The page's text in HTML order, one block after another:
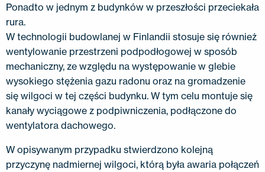
Ponadto w jednym z budynków w przeszłości przeciekała
rura.
W technologii budowlanej w Finlandii stosuje się również
wentylowanie przestrzeni podpodłogowej w sposób
mechaniczny, ze względu na występowanie w glebie
wysokiego stężenia gazu radonu oraz na gromadzenie
się wilgoci w tej części budynku. W tym celu montuje się
kanały wyciągowe z podpiwniczenia, podłączone do
wentylatora dachowego.
W opisywanym przypadku stwierdzono kolejną
przyczynę nadmiernej wilgoci, którą była awaria połączeń